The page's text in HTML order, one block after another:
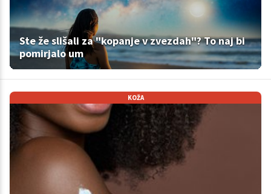
Ste že slišali za "kopanje v zvezdah"? To naj bi
pomirjalo um
KOŽA